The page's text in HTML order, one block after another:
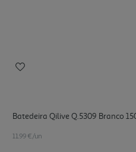
Batedeira Qilive Q.5309 Branco
11.99 €/un